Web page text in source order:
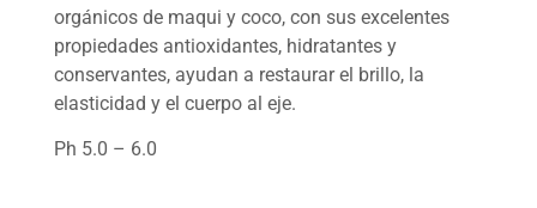
orgánicos de maqui y coco, con sus excelentes
propiedades antioxidantes, hidratantes y
conservantes, ayudan a restaurar el brillo, la
elasticidad y el cuerpo al eje.
Ph 5.0 – 6.0